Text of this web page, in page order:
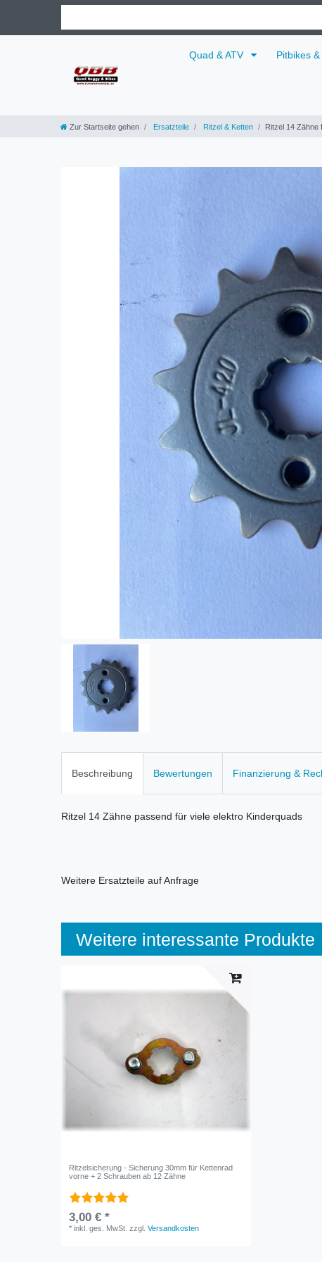
Quad & ATV Pitbikes
Zur Startseite gehen Ersatzteile Ritzel & Ketten Ritzel 14 Zähne
Beschreibung Bewertungen Finanzierung &
Ritzel 14 Zähne passend für viele elektro Kinderquads
Weitere Ersatzteile auf Anfrage
Weitere interessante Produkte
Ritzelsicherung - Sicherung 30mm für Kettenrad
vorne + 2 Schrauben ab 12 Zähne
3,00 € *
*inkl. ges. MwSt. zzgl.Versandkosten